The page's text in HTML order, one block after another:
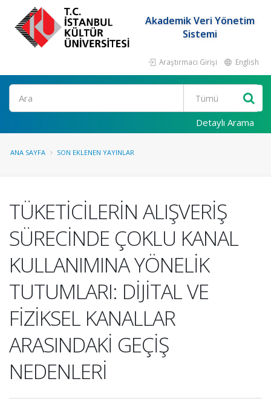
Akademik Veri Yönetim
Sistemi
Araştırmacı Girişi English
Ara
Detaylı Arama
ANA SAYFA SON EKLENEN YAYINLAR
TÜKETİCİLERİN ALIŞVERİŞ
SÜRECİNDE ÇOKLU KANAL
KULLANIMINA YÖNELİK
TUTUMLARI: DİJİTAL VE
FİZİKSEL KANALLAR
ARASINDAKİ GEÇİŞ
NEDENLERİ